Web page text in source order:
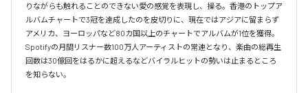
りながらも触れることのできない愛の感覚を表現し、操る。香港のトップア
ルバムチャートで3冠を達成したのを皮切りに、現在ではアジアに留まらず
アメリカ、ヨーロッパなど80カ国以上のチャートでアルバムが1位を獲得。
Spotifyの月間リスナー数100万人アーティストの常連となり、楽曲の総再生
回数は30億回をはるかに超えるなどバイラルヒットの勢いは止まるところ
を知らない。